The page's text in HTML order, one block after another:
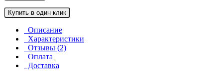
Купить в один клик
Описание
Характеристики
Отзывы (2)
Оплата
Доставка